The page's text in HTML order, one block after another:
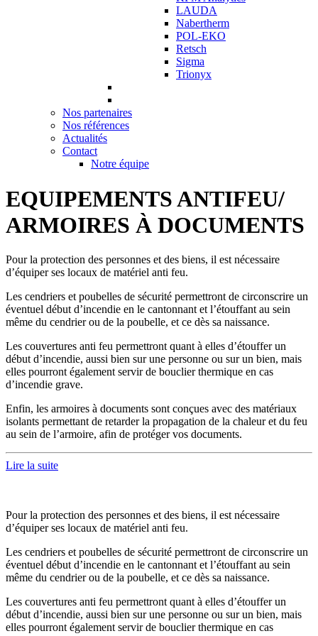
LAUDA
Nabertherm
POL-EKO
Retsch
Sigma
Trionyx
Nos partenaires
Nos références
Actualités
Contact
Notre équipe
EQUIPEMENTS ANTIFEU/
ARMOIRES À DOCUMENTS
Pour la protection des personnes et des biens, il est nécessaire
d’équiper ses locaux de matériel anti feu.
Les cendriers et poubelles de sécurité permettront de circonscrire un
éventuel début d’incendie en le cantonnant et l’étouffant au sein
même du cendrier ou de la poubelle, et ce dès sa naissance.
Les couvertures anti feu permettront quant à elles d’étouffer un
début d’incendie, aussi bien sur une personne ou sur un bien, mais
elles pourront également servir de bouclier thermique en cas
d’incendie grave.
Enfin, les armoires à documents sont conçues avec des matériaux
isolants permettant de retarder la propagation de la chaleur et du feu
au sein de l’armoire, afin de protéger vos documents.
Lire la suite
Pour la protection des personnes et des biens, il est nécessaire
d’équiper ses locaux de matériel anti feu.
Les cendriers et poubelles de sécurité permettront de circonscrire un
éventuel début d’incendie en le cantonnant et l’étouffant au sein
même du cendrier ou de la poubelle, et ce dès sa naissance.
Les couvertures anti feu permettront quant à elles d’étouffer un
début d’incendie, aussi bien sur une personne ou sur un bien, mais
elles pourront également servir de bouclier thermique en cas